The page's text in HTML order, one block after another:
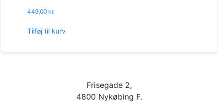
449,00 kr.
Tilføj til kurv
Frisegade 2,
4800 Nykøbing F.